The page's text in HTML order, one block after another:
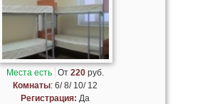
Места есть От220 руб.
Комнаты: 6/ 8/ 10/ 12
Регистрация: Да